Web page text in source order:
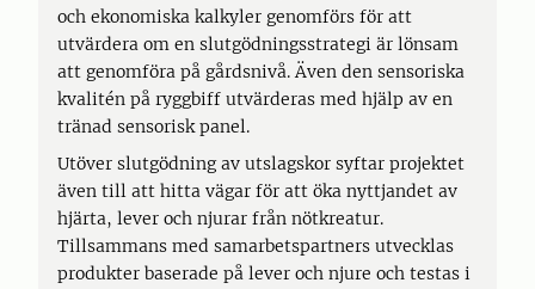
och ekonomiska kalkyler genomförs för att
utvärdera om en slutgödningsstrategi är lönsam
att genomföra på gårdsnivå. Även den sensoriska
kvalitén på ryggbiff utvärderas med hjälp av en
tränad sensorisk panel.
Utöver slutgödning av utslagskor syftar projektet
även till att hitta vägar för att öka nyttjandet av
hjärta, lever och njurar från nötkreatur.
Tillsammans med samarbetspartners utvecklas
produkter baserade på lever och njure och testas i